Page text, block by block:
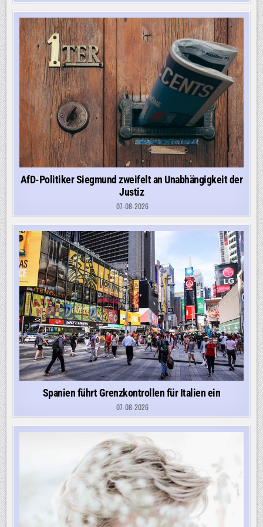
NACH
CEUTA
GEFAHREN
–
TAXIFAHRER
IN
MAROKKO
ZU
HAFTSTRAFEN
VERURTEILT
AfD-Politiker Siegmund zweifelt an Unabhängigkeit der
Justiz
07-08-2026
Spanien führt Grenzkontrollen für Italien ein
07-08-2026